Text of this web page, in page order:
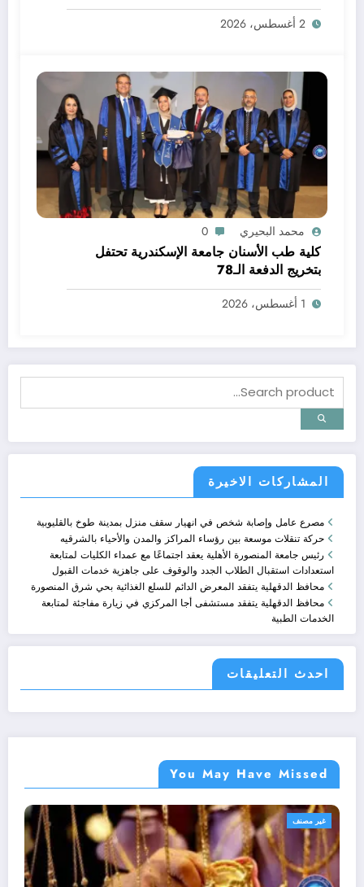
2 أغسطس، 2026
محمد البحيري 0
كلية طب الأسنان جامعة الإسكندرية تحتفل
بتخريج الدفعة الـ78
1 أغسطس، 2026
المشاركات الاخيرة
مصرع عامل وإصابة شخص في انهيار سقف منزل بمدينة طوخ بالقليوبية
حركة تنقلات موسعة بين رؤساء المراكز والمدن والأحياء بالشرقيه
رئيس جامعة المنصورة الأهلية يعقد اجتماعًا مع عمداء الكليات لمتابعة
استعدادات استقبال الطلاب الجدد والوقوف على جاهزية خدمات القبول
محافظ الدقهلية يتفقد المعرض الدائم للسلع الغذائية بحي شرق المنصورة
محافظ الدقهلية يتفقد مستشفى أجا المركزي في زيارة مفاجئة لمتابعة
الخدمات الطبية
احدث التعليقات
You May Have Missed
غير مصنف غير مصنف